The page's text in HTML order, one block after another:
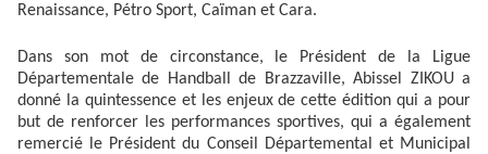
Renaissance, Pétro Sport, Caïman et Cara.
Dans son mot de circonstance, le Président de la Ligue
Départementale de Handball de Brazzaville, Abissel ZIKOU a
donné la quintessence et les enjeux de cette édition qui a pour
but de renforcer les performances sportives, qui a également
remercié le Président du Conseil Départemental et Municipal